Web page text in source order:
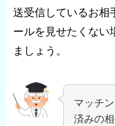
送受信しているお相
ールを見せたくない
ましょう。
マッチ
済みの